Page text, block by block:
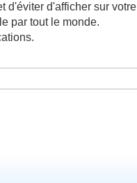
d'éviter d'afficher sur votre
par tout le monde.